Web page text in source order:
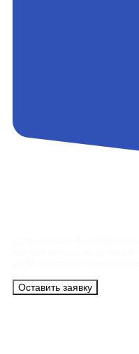
Оставить заявку